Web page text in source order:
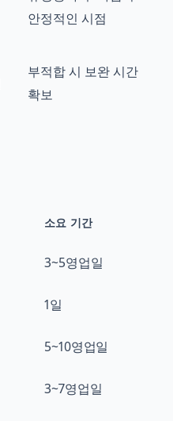
안정적인 시점
부적합 시 보완 시간
확보
소요 기간
3~5영업일
1일
5~10영업일
3~7영업일